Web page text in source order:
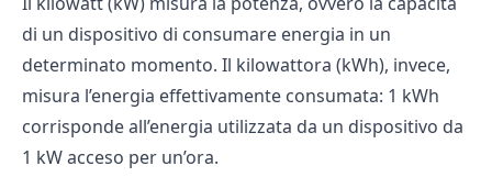
di un dispositivo di consumare energia in un
determinato momento. Il kilowattora (kWh), invece,
misura l’energia effettivamente consumata: 1 kWh
corrisponde all’energia utilizzata da un dispositivo da
1 kW acceso per un’ora.